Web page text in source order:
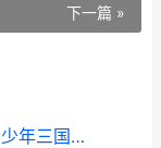
下一篇 »
少年三国志融合篇的副本有啥子关卡 少年三国志混搭攻略